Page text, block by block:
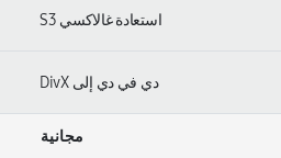
استعادة غالاكسي S3
دي في دي إلى DivX